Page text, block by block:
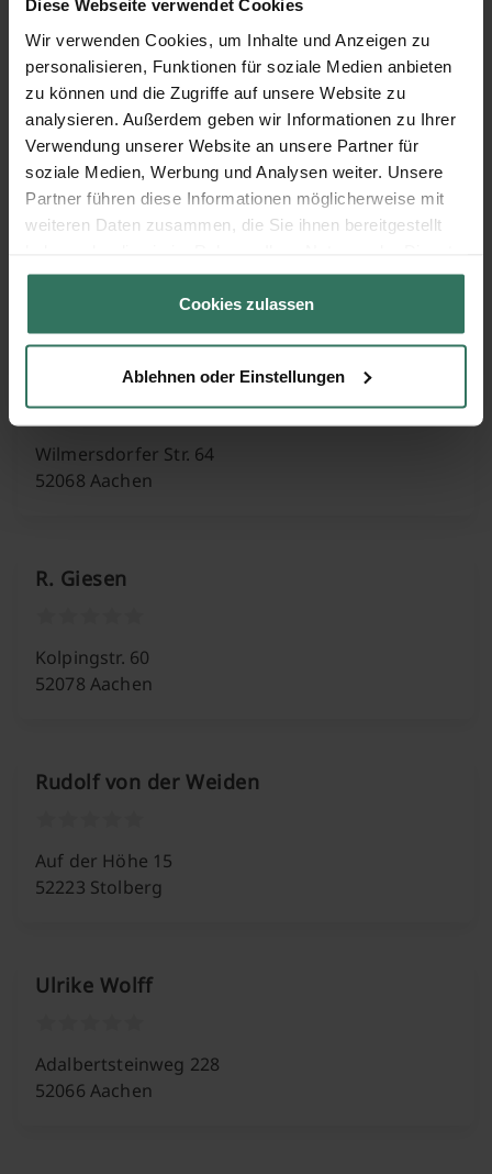
Diese Webseite verwendet Cookies
Wir verwenden Cookies, um Inhalte und Anzeigen zu
personalisieren, Funktionen für soziale Medien anbieten
zu können und die Zugriffe auf unsere Website zu
analysieren. Außerdem geben wir Informationen zu Ihrer
Verwendung unserer Website an unsere Partner für
soziale Medien, Werbung und Analysen weiter. Unsere
Partner führen diese Informationen möglicherweise mit
weiteren Daten zusammen, die Sie ihnen bereitgestellt
gesammelt haben.
Cookies zulassen
Ablehnen oder Einstellungen
Hauptstr. 57
52156 Monschau
Karl Görgen Sybille Fischer
52156 Monschau
Wilmersdorfer Str. 64
52068 Aachen
R. Giesen
Kolpingstr. 60
52078 Aachen
Rudolf von der Weiden
Auf der Höhe 15
52223 Stolberg
Ulrike Wolff
Adalbertsteinweg 228
52066 Aachen